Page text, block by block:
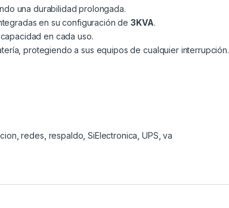
una durabilidad prolongada.
en su configuración de3KVA.
en cada uso.
protegiendo a sus equipos de cualquier interrupción.
,redes respaldo ,SiElectronica ,UPS ,va